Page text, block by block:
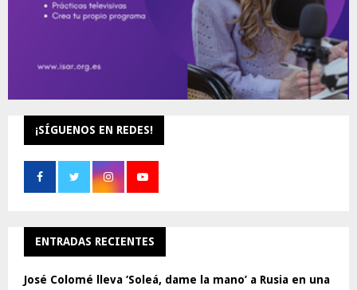
¡SÍGUENOS EN REDES!
ENTRADAS RECIENTES
José Colomé lleva ‘Soleá, dame la mano’ a Rusia en una